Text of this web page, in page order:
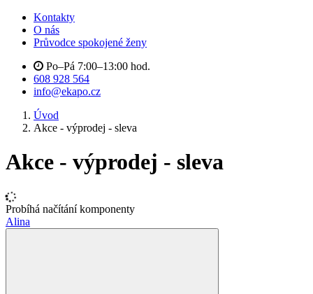
Kontakty
O nás
Průvodce spokojené ženy
Po–Pá 7:00–13:00 hod.
608 928 564
info@ekapo.cz
Úvod
Akce - výprodej - sleva
Akce - výprodej - sleva
Probíhá načítání komponenty
Alina